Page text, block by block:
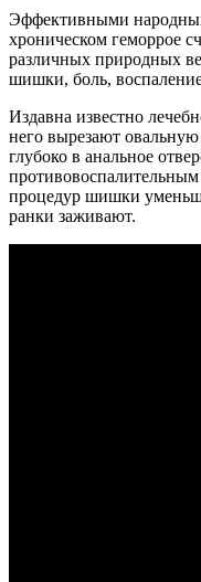
Эффективными
хроническом геморрое
различных природных
шишки, боль,
Издавна известно
него вырезают
глубоко в анальное
процедур шишки
ранки заживают.